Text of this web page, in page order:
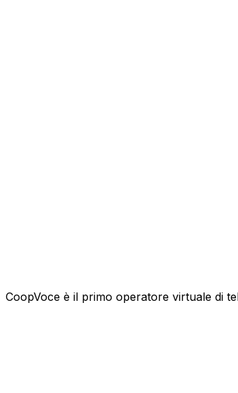
CoopVoce è il primo operatore virtuale di